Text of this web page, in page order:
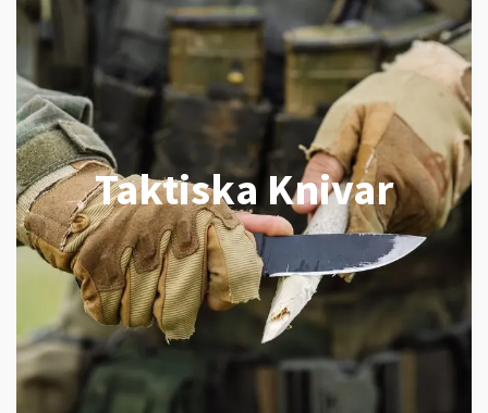
Taktiska Knivar